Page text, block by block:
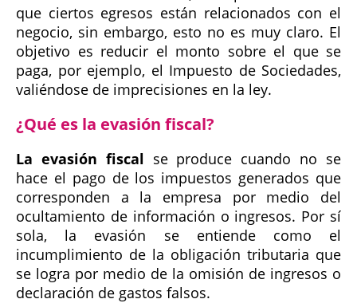
que ciertos egresos están relacionados con el
negocio, sin embargo, esto no es muy claro. El
objetivo es reducir el monto sobre el que se
paga, por ejemplo, el Impuesto de Sociedades,
valiéndose de imprecisiones en la ley.
¿Qué es la evasión fiscal?
La evasión fiscal se produce cuando no se
hace el pago de los impuestos generados que
corresponden a la empresa por medio del
ocultamiento de información o ingresos. Por sí
sola, la evasión se entiende como el
incumplimiento de la obligación tributaria que
se logra por medio de la omisión de ingresos o
declaración de gastos falsos.